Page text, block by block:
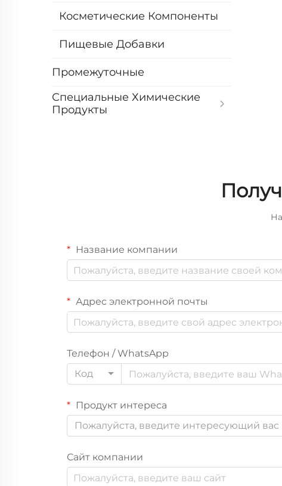
Косметические Компоненты
Пищевые Добавки
Промежуточные
Специальные Химические
Продукты
Название компании
Адрес электронной почты
Телефон / WhatsApp
Код
Продукт интереса
Пожалуйста, введите интересующий вас
Сайт компании